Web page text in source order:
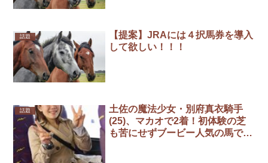
話題
【提案】JRAには４択馬券を導入
して欲しい！！！
話題
土佐の魔法少女・別府真衣騎手
(25)、マカオで2着！初体験の芝
も苦にせずブービー人気の馬で好